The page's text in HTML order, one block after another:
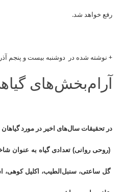
رفع خواهد شد.
+ نوشته شده در دوشنبه بیست و پنجم آذر 1392ساعت 2:56 توسط
آرام‌بخش‌های
در تحقیقات سال‌های اخیر در مورد
(روحی روانی) تعدادی گیاه به عنوان
گل ساعتی، سنبل‌الطیب، اکلیل کوهی،